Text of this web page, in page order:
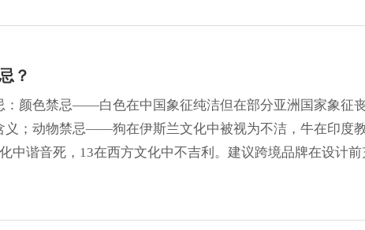
？
：颜色禁忌——白色在中国象征纯洁但在部分亚洲国家象征
义；动物禁忌——狗在伊斯兰文化中被视为不洁，牛在印度
谐音死，13在西方文化中不吉利。建议跨境品牌在设计前